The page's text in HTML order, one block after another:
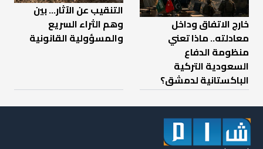
خارج الاتفاق وداخل
معادلته.. ماذا تعني
منظومة الدفاع
السعودية التركية
الباكستانية لدمشق؟
التنقيب عن الآثار… بين
وهم الثراء السريع
والمسؤولية القانونية